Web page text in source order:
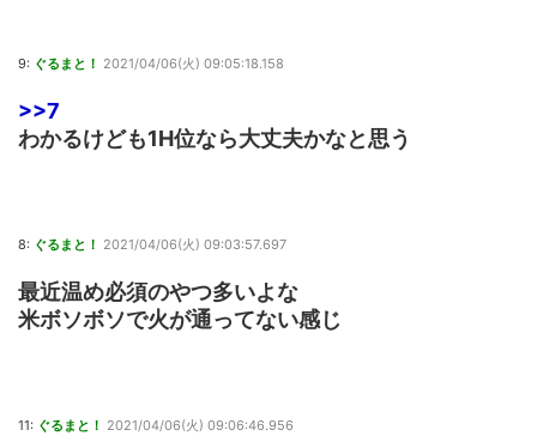
9: ぐるまと！ 2021/04/06(火) 09:05:18.158
>>7
わかるけども1H位なら大丈夫かなと思う
8: ぐるまと！ 2021/04/06(火) 09:03:57.697
最近温め必須のやつ多いよな
米ボソボソで火が通ってない感じ
11: ぐるまと！ 2021/04/06(火) 09:06:46.956